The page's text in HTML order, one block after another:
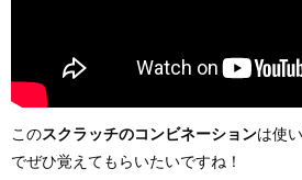
このスクラッチのコンビネーションは使
でぜひ覚えてもらいたいですね！